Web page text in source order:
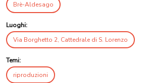
Brè-Aldesago
Luoghi:
Via Borghetto 2, Cattedrale di S. Lorenzo
Temi:
riproduzioni